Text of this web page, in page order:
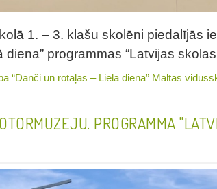
1. – 3. klašu skolēni piedalījās
diena” programmas “Latvijas
“Danči un rotaļas – Lielā diena” Maltas
PROGRAMMA